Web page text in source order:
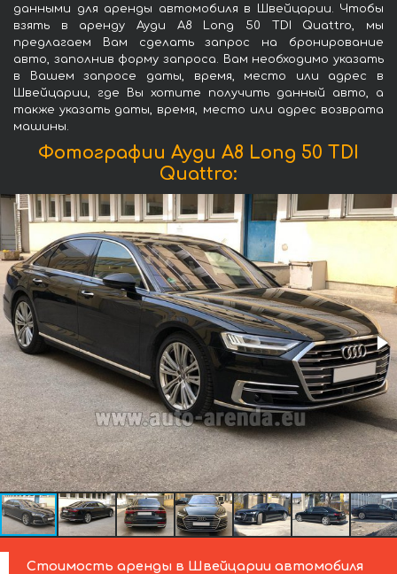
данными для аренды автомобиля в Швейцарии. Чтобы
взять в аренду Ауди A8 Long 50 TDI Quattro, мы
предлагаем Вам сделать запрос на бронирование
авто, заполнив форму запроса. Вам необходимо указать
в Вашем запросе даты, время, место или адрес в
Швейцарии, где Вы хотите получить данный авто, а
также указать даты, время, место или адрес возврата
машины.
Фотографии Ауди A8 Long 50 TDI
Quattro:
Стоимость аренды в Швейцарии автомобиля